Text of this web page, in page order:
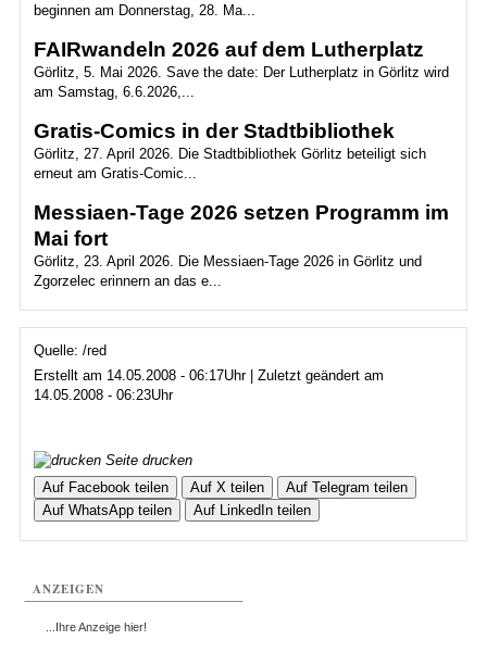
beginnen am Donnerstag, 28. Ma...
FAIRwandeln 2026 auf dem Lutherplatz
Görlitz, 5. Mai 2026. Save the date: Der Lutherplatz in Görlitz wird
am Samstag, 6.6.2026,...
Gratis-Comics in der Stadtbibliothek
Görlitz, 27. April 2026. Die Stadtbibliothek Görlitz beteiligt sich
erneut am Gratis-Comic...
Messiaen-Tage 2026 setzen Programm im
Mai fort
Görlitz, 23. April 2026. Die Messiaen-Tage 2026 in Görlitz und
Zgorzelec erinnern an das e...
Quelle: /red
Erstellt am 14.05.2008 - 06:17Uhr | Zuletzt geändert am
14.05.2008 - 06:23Uhr
Seite drucken
Auf Facebook teilen
Auf X teilen
Auf Telegram teilen
Auf WhatsApp teilen
Auf LinkedIn teilen
ANZEIGEN
...Ihre Anzeige hier!